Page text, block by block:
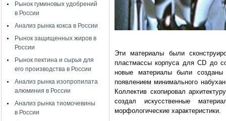
Рынок гуминовых удобрений
в России
Анализ рынка кокса в России
Рынок защищенных жиров в
России
Рынок пектина и сырья для
его производства в России
Анализ рынка изопропилата
алюминия в России
Анализ рынка тиомочевины
в России
Эти материалы были
пластмассы корпуса дляCD до
новые материалы были
появлением минимального
Коллектив скопировал
создал искусственные
морфологические характеристики.